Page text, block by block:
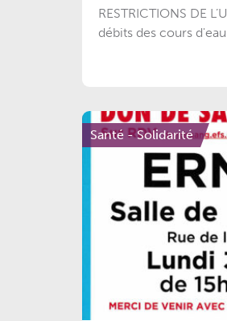
RESTRICTIONS DE
débits des cours
Santé - Solidarité